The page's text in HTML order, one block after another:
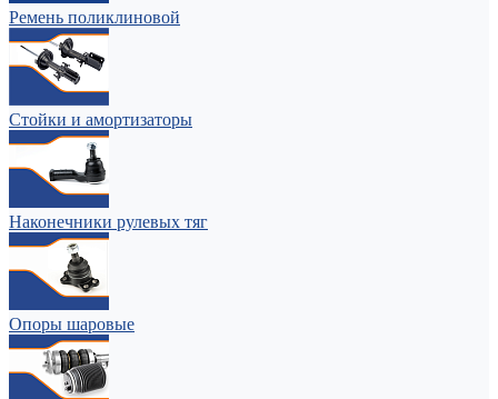
Ремень поликлиновой
Стойки и амортизаторы
Наконечники рулевых тяг
Опоры шаровые